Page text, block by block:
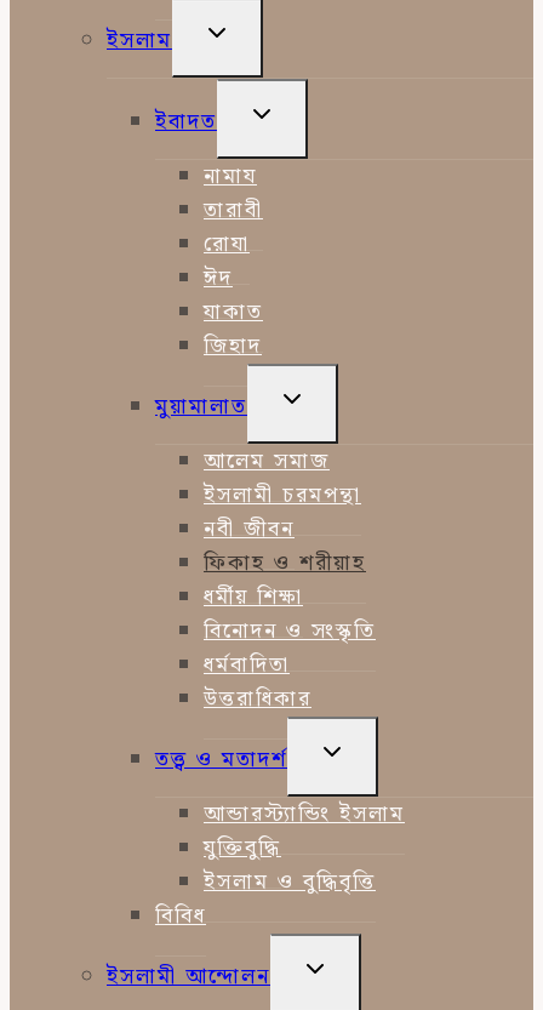
ইসলাম
TOGGLE
MENU
ইবাদত
TOGGLE
MENU
নামায
তারাবী
রোযা
ঈদ
যাকাত
জিহাদ
মুয়ামালাত
TOGGLE
MENU
আলেম সমাজ
ইসলামী চরমপন্থা
নবী জীবন
ফিকাহ ও শরীয়াহ
ধর্মীয় শিক্ষা
বিনোদন ও সংস্কৃতি
ধর্মবাদিতা
উত্তরাধিকার
তত্ত্ব ও মতাদর্শ
TOGGLE
MENU
আন্ডারস্ট্যান্ডিং ইসলাম
যুক্তিবুদ্ধি
ইসলাম ও বুদ্ধিবৃত্তি
বিবিধ
ইসলামী আন্দোলন
TOGGLE